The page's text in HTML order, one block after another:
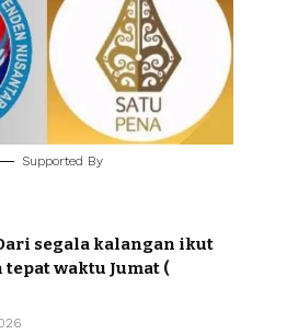
Supported By
segala kalangan ikut
waktu Jumat (